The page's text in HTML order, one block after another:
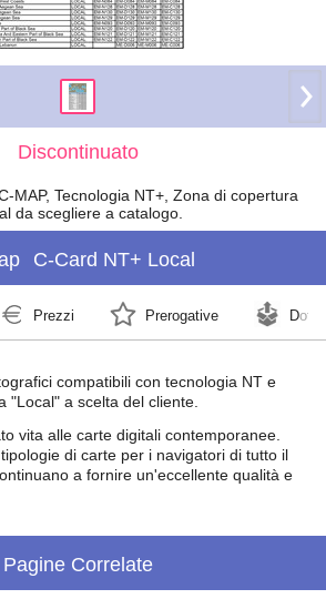
Discontinuato
MAP, Tecnologia NT+, Zona di copertura
da scegliere a catalogo.
C-Card NT+ Local
Prezzi Prerogative
compatibili con tecnologia NT e
"Local" a scelta del cliente.
vita alle carte digitali contemporanee.
di carte per i navigatori di tutto il
a fornire un'eccellente qualità e
Pagine Correlate